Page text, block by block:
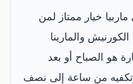
خيار ممتاز لمن
والمارينا
هو الصباح أو بعد
من ساعة إلى نصف